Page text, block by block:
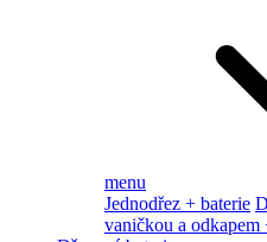
menu
Jednodřez + baterie
vaničkou a odkapem